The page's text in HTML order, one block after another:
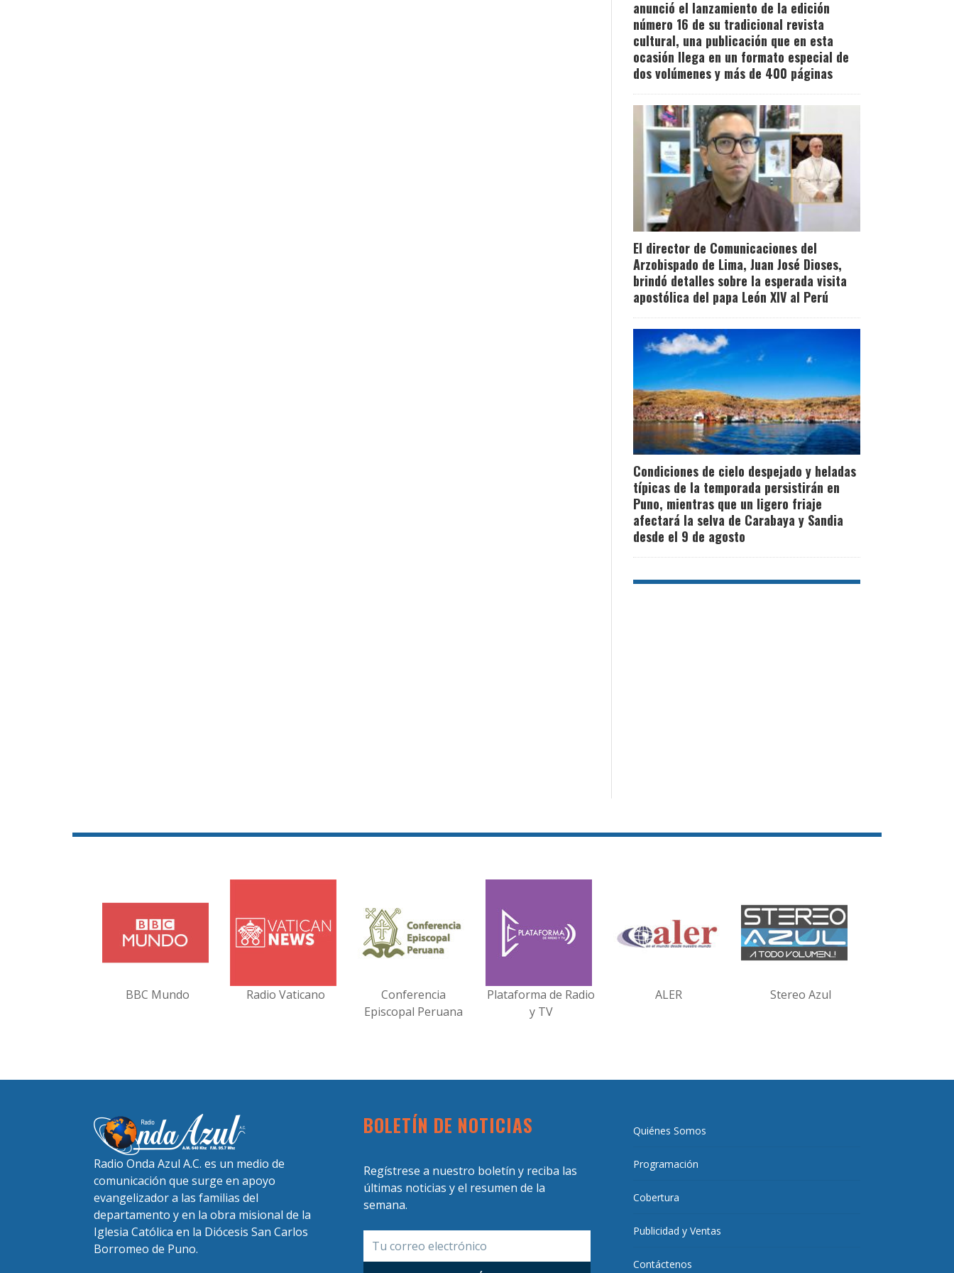
anunció el lanzamiento de la edición
número 16 de su tradicional revista
cultural, una publicación que en esta
ocasión llega en un formato especial de
dos volúmenes y más de 400 páginas
El director de Comunicaciones del
Arzobispado de Lima, Juan José Dioses,
brindó detalles sobre la esperada visita
apostólica del papa León XIV al Perú
Condiciones de cielo despejado y heladas
típicas de la temporada persistirán en
Puno, mientras que un ligero friaje
afectará la selva de Carabaya y Sandia
desde el 9 de agosto
BBC Mundo Radio Vaticano
Conferencia
Episcopal Peruana
Plataforma de Radio
y TV
ALER Stereo Azul
Radio Onda Azul A.C. es un medio de
comunicación que surge en apoyo
evangelizador a las familias del
departamento y en la obra misional de la
Iglesia Católica en la Diócesis San Carlos
Borromeo de Puno.
BOLETÍN DE NOTICIAS
Regístrese a nuestro boletín y reciba las
últimas noticias y el resumen de la
semana.
Quiénes Somos
Programación
Cobertura
Publicidad y Ventas
Contáctenos